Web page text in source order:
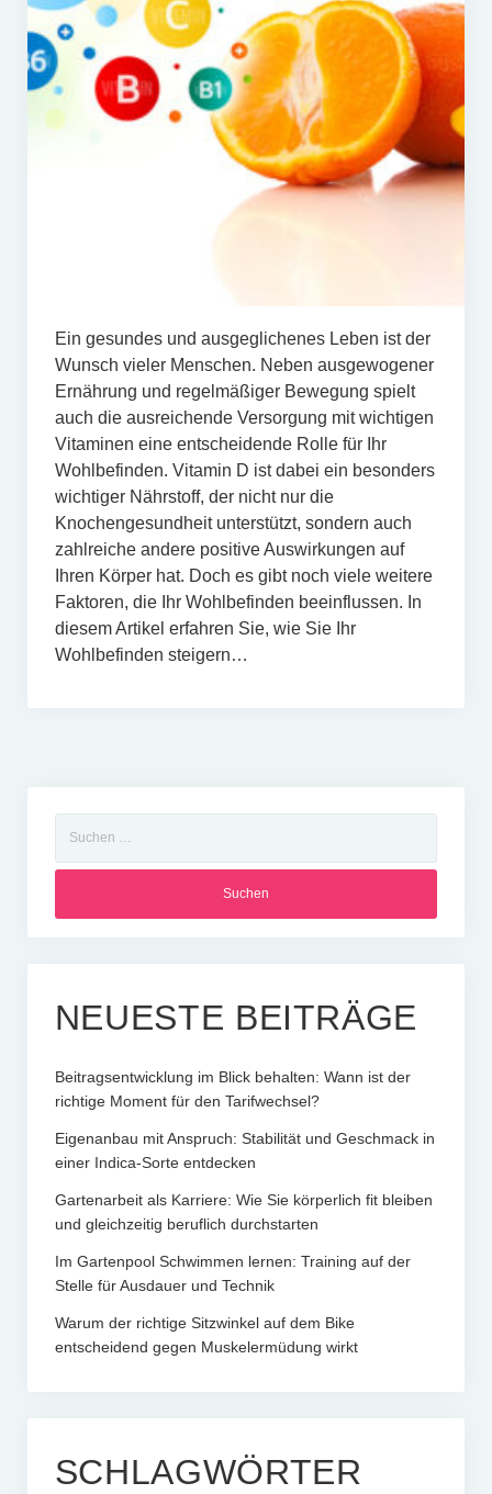
Ein gesundes und ausgeglichenes Leben ist der
Wunsch vieler Menschen. Neben ausgewogener
Ernährung und regelmäßiger Bewegung spielt
auch die ausreichende Versorgung mit wichtigen
Vitaminen eine entscheidende Rolle für Ihr
Wohlbefinden. Vitamin D ist dabei ein besonders
wichtiger Nährstoff, der nicht nur die
Knochengesundheit unterstützt, sondern auch
zahlreiche andere positive Auswirkungen auf
Ihren Körper hat. Doch es gibt noch viele weitere
Faktoren, die Ihr Wohlbefinden beeinflussen. In
diesem Artikel erfahren Sie, wie Sie Ihr
Wohlbefinden steigern…
NEUESTE BEITRÄGE
Beitragsentwicklung im Blick behalten: Wann ist der
richtige Moment für den Tarifwechsel?
Eigenanbau mit Anspruch: Stabilität und Geschmack in
einer Indica-Sorte entdecken
Gartenarbeit als Karriere: Wie Sie körperlich fit bleiben
und gleichzeitig beruflich durchstarten
Im Gartenpool Schwimmen lernen: Training auf der
Stelle für Ausdauer und Technik
Warum der richtige Sitzwinkel auf dem Bike
entscheidend gegen Muskelermüdung wirkt
SCHLAGWÖRTER